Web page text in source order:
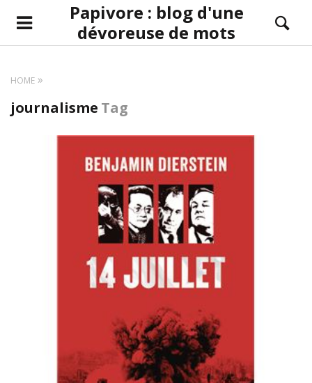
Papivore : blog d'une
dévoreuse de mots
HOME
journalisme Tag
LIRE LA SUITE